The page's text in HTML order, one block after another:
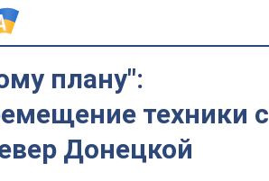
плану":
техники с
Донецкой